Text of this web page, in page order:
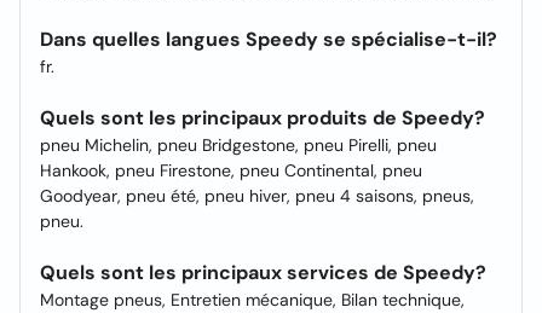
Dans quelles langues Speedy se spécialise-t-il?
fr.
Quels sont les principaux produits de Speedy?
pneu Michelin, pneu Bridgestone, pneu Pirelli, pneu
Hankook, pneu Firestone, pneu Continental, pneu
Goodyear, pneu été, pneu hiver, pneu 4 saisons, pneus,
pneu.
Quels sont les principaux services de Speedy?
Montage pneus, Entretien mécanique, Bilan technique,